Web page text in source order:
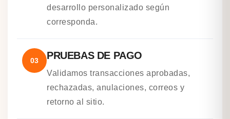
desarrollo personalizado según
corresponda.
03 PRUEBAS DE PAGO
Validamos transacciones aprobadas,
rechazadas, anulaciones, correos y
retorno al sitio.